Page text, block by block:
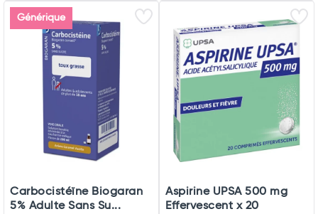
Générique
Carbocistéïne Biogaran
5% Adulte Sans Su...
Aspirine UPSA 500 mg
Effervescent x 20